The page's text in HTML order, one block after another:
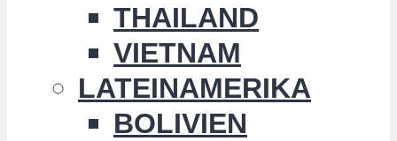
THAILAND
VIETNAM
LATEINAMERIKA
BOLIVIEN